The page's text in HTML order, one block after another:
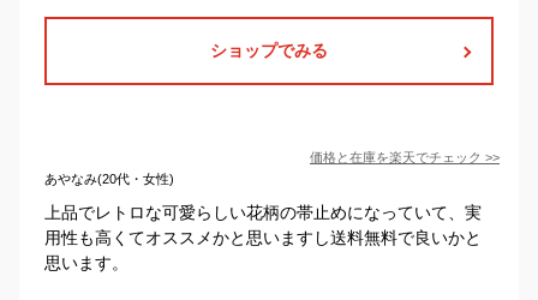
ショップでみる
価格と在庫を楽天でチェック >>
あやなみ(20代・女性)
上品でレトロな可愛らしい花柄の帯止めになっていて、実
用性も高くてオススメかと思いますし送料無料で良いかと
思います。